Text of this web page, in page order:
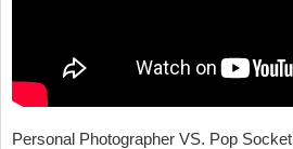
Personal Photographer VS. Pop Socket